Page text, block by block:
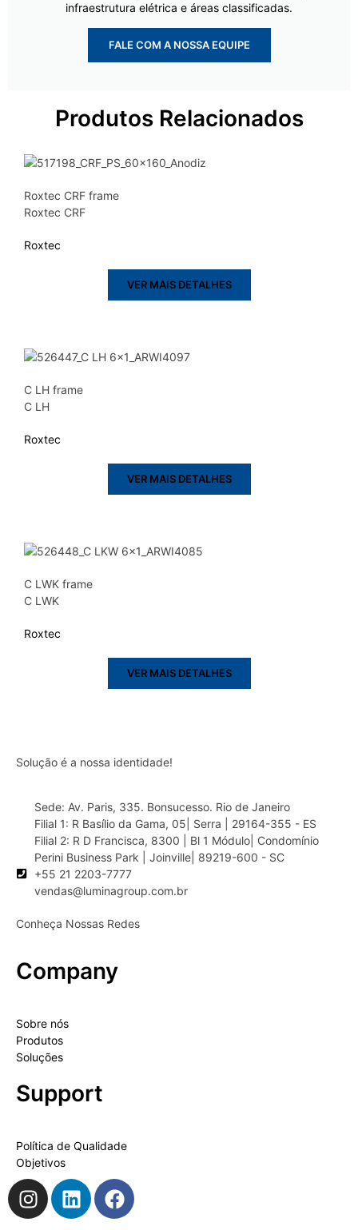
infraestrutura elétrica e áreas classificadas.
FALE COM A NOSSA EQUIPE
Produtos Relacionados
Roxtec CRF frame
Roxtec CRF
Roxtec
VER MAIS DETALHES
C LH frame
C LH
Roxtec
VER MAIS DETALHES
C LWK frame
C LWK
Roxtec
VER MAIS DETALHES
Solução é a nossa identidade!
Sede: Av. Paris, 335. Bonsucesso. Rio de Janeiro
Filial 1: R Basílio da Gama, 05| Serra | 29164-355 - ES
Filial 2: R D Francisca, 8300 | Bl 1 Módulo| Condomínio
Perini Business Park | Joinville| 89219-600 - SC
+55 21 2203-7777
vendas@luminagroup.com.br
Conheça Nossas Redes
Company
Sobre nós
Produtos
Soluções
Support
Política de Qualidade
Objetivos